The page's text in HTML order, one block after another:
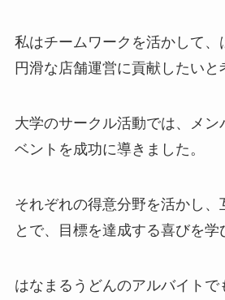
私はチームワークを活かして、
円滑な店舗運営に貢献したいと
大学のサークル活動では、メン
ベントを成功に導きました。
それぞれの得意分野を活かし、
とで、目標を達成する喜びを学
はなまるうどんのアルバイトで